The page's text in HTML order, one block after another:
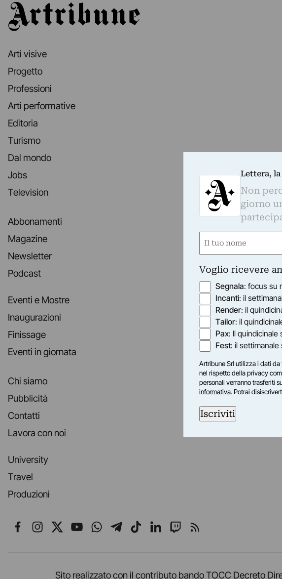
Artribune
Arti visive
Progetto
Professioni
Arti performative
Editoria
Turismo
Dal mondo
Jobs
Television
Abbonamenti
Magazine
Newsletter
Podcast
Eventi e Mostre
Inaugurazioni
Finissage
Eventi in giornata
Chi siamo
Pubblicità
Contatti
Lavora con noi
University
Travel
Produzioni
Seguici su Facebook
Seguici su Instagram
Seguici su X
Seguici su YouTube
Seguici su WhatsApp
Seguici su Telegram
Seguici su TikTok
Seguici su LinkedIn
Seguici su Twitch
Seguici su Rss
Sito realizzato con il contributo bando TOCC Decreto
Lettera,
Non
giorno
Nome
Voglio ricevere
Segnala: focus su
Incanti: il
Render: il
Tailor: il
Pax: Il quindicinale
Fest: il
Artribune Srl utilizza i dati da
nel rispetto della privacy
personali verranno trasferiti
informativa. Potrai
Iscriviti